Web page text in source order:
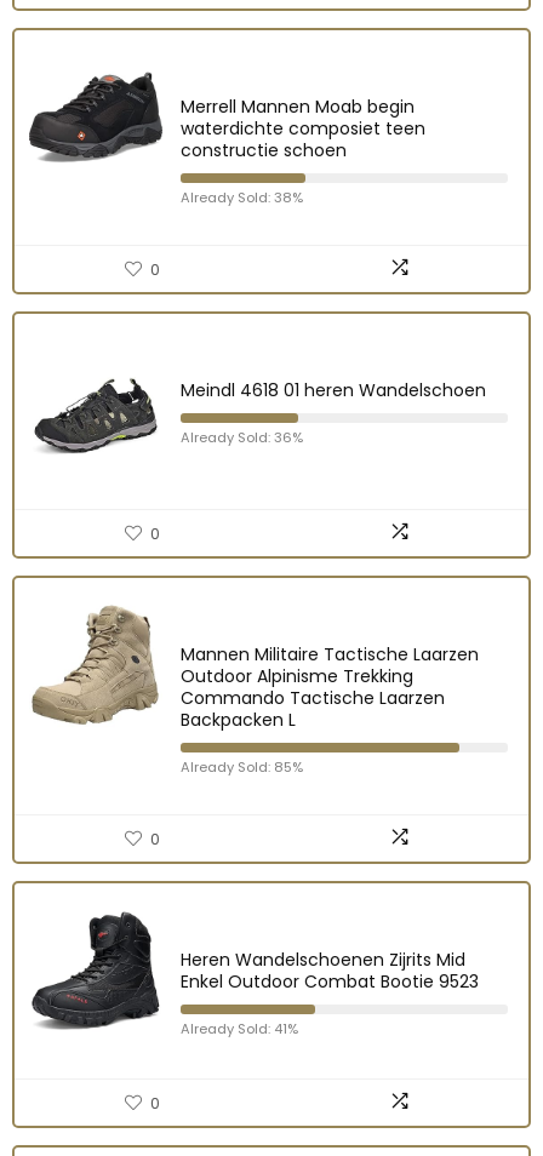
Merrell Mannen Moab begin
waterdichte composiet teen
constructie schoen
Already Sold: 38%
0
Meindl 4618 01 heren Wandelschoen
Already Sold: 36%
0
Mannen Militaire Tactische Laarzen
Outdoor Alpinisme Trekking
Commando Tactische Laarzen
Backpacken L
Already Sold: 85%
0
Heren Wandelschoenen Zijrits Mid
Enkel Outdoor Combat Bootie 9523
Already Sold: 41%
0